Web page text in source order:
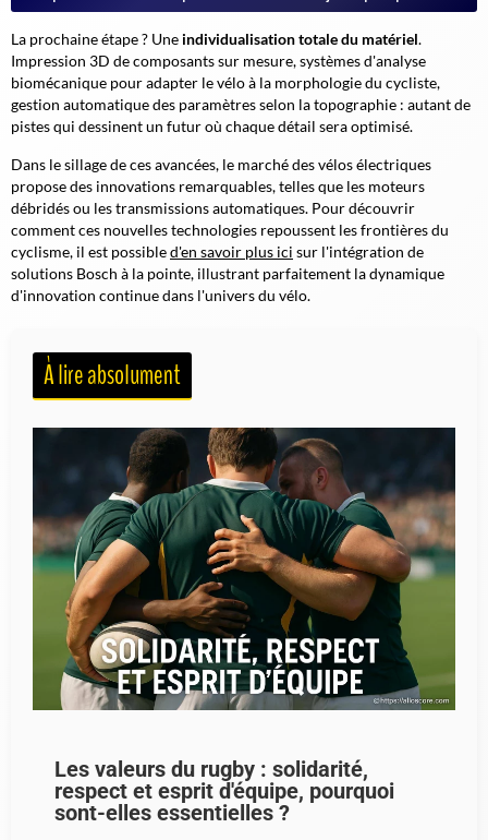
La prochaine étape ? Une individualisation totale du matériel.
Impression 3D de composants sur mesure, systèmes d'analyse
biomécanique pour adapter le vélo à la morphologie du cycliste,
gestion automatique des paramètres selon la topographie : autant de
pistes qui dessinent un futur où chaque détail sera optimisé.
Dans le sillage de ces avancées, le marché des vélos électriques
proposedes innovations remarquables, telles que les moteurs
débridés ou les transmissions automatiques. Pour découvrir
comment ces nouvelles technologies repoussent les frontières du
cyclisme, il est possibled'en savoir plus ici sur l'intégration de
solutions Bosch à la pointe, illustrant parfaitement la dynamique
d'innovation continue dans l'univers du vélo.
À lire absolument
Les valeurs du rugby : solidarité,
respect et esprit d'équipe, pourquoi
sont-elles essentielles ?